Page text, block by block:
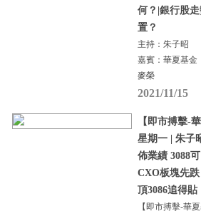
何？|銀行股
置？
主持：朱子昭
嘉賓：華夏基金
麥榮
2021/11/15
【即市搏擊-
星期一 | 朱子
佈業績 3088
CXO板塊先
頂3086追得貼
【即市搏擊-華